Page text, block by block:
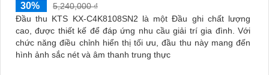
30%
5,240,000 ₫
Đầu thu KTS KX-C4K8108SN2 là một Đầu ghi chất lượng
cao, được thiết kế để đáp ứng nhu cầu giải trí gia đình. Với
chức năng điều chỉnh hiển thị tối ưu, đầu thu này mang đến
hình ảnh sắc nét và âm thanh trung thực